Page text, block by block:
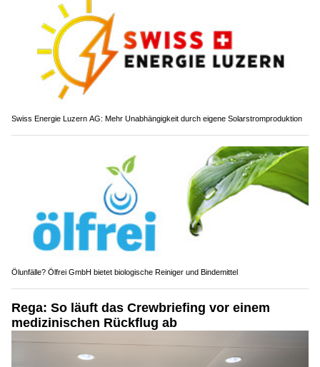
Swiss Energie Luzern AG: Mehr Unabhängigkeit durch eigene Solarstromproduktion
Ölunfälle? Ölfrei GmbH bietet biologische Reiniger und Bindemittel
Rega: So läuft das Crewbriefing vor einem
medizinischen Rückflug ab